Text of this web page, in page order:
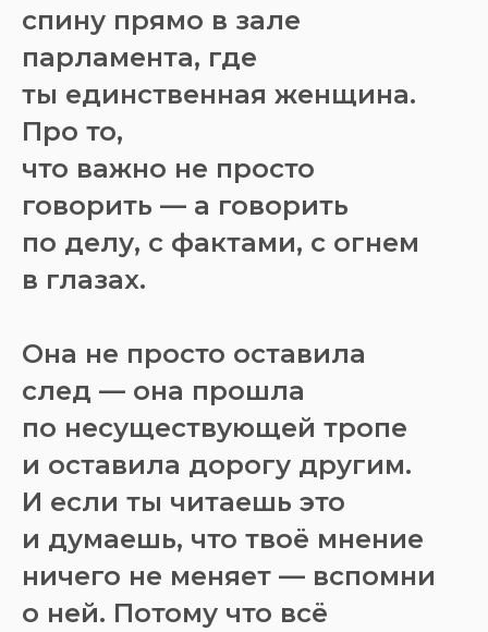
спину прямо в зале
парламента, где
ты единственная женщина.
Про то,
что важно не просто
говорить — а говорить
по делу, с фактами, с огнем
в глазах.
Она не просто оставила
след — она прошла
по несуществующей тропе
и оставила дорогу другим.
И если ты читаешь это
и думаешь, что твоё мнение
ничего не меняет — вспомни
о ней. Потому что всё